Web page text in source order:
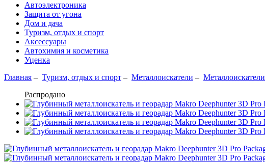
Автоэлектроника
Защита от угона
Дом и дача
Туризм, отдых и спорт
Аксессуары
Автохимия и косметика
Уценка
Главная – Туризм, отдых и спорт – Металлоискатели – Металлоискатели
Распродано